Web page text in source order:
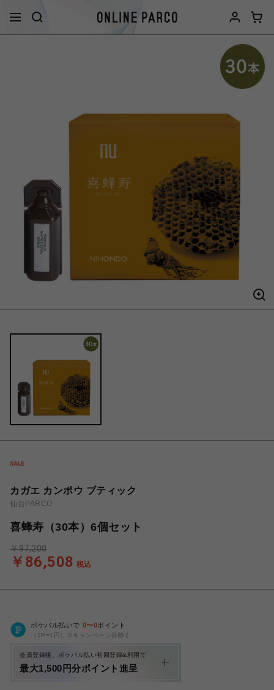
カガエ カンポウ ブティック
仙台PARCO
喜蜂寿（30本）6個セット
￥86,508 税込
￥97,200
ポケパル払いで 0〜0ポイント
（1P=1円）※キャンペーン分除く
会員登録後、ポケパル払い初回登録&利用で
最大1,500円分ポイント進呈